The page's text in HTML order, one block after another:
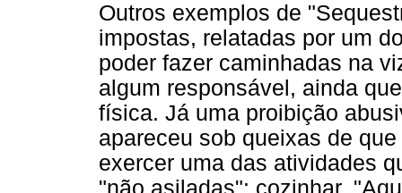
Outros exemplos de
impostas, relatadas por um
poder fazer caminhadas na
algum responsável, ainda
física. Já uma proibição
apareceu sob queixas de
exercer uma das atividades